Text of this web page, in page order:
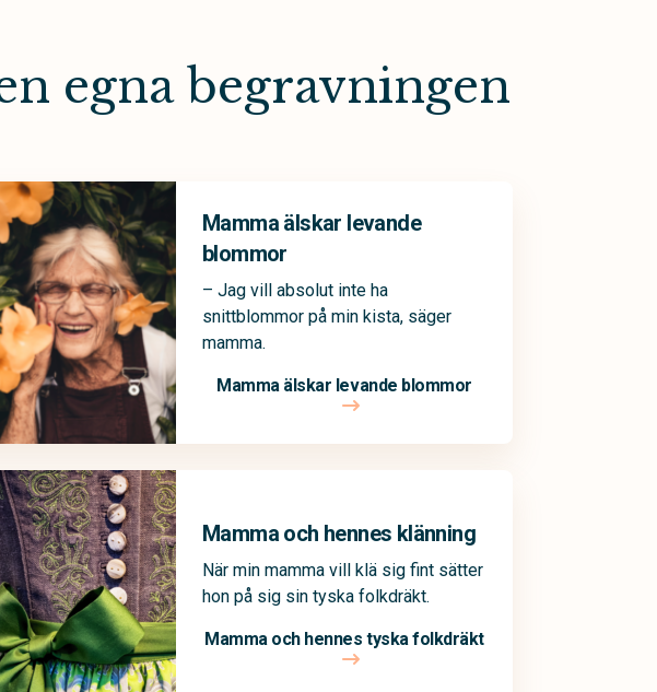
egna begravningen
Mamma älskar levande
blommor
– Jag vill absolut inte ha
snittblommor på min kista, säger
mamma.
Mamma älskar levande blommor
Mamma och hennes klänning
När min mamma vill klä sig fint sätter
hon på sig sin tyska folkdräkt.
Mamma och hennes tyska folkdräkt